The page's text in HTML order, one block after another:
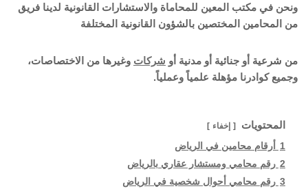
ونحن في مكتب المعين للمحاماة والاستشارات القانونية لدينا فريق
من المحامين المختصين بالشؤون القانونية المختلفة
من شرعية أو جنائية أو مدنية أو شركات وغيرها من الاختصاصات،
وجميع كوادرنا مؤهلة علمياً وعملياً.
المحتويات إخفاء
1
أرقام محامين في الرياض
2 رقم محامي ومستشار عقاري بالرياض
3 رقم محامي أحوال شخصية في الرياض